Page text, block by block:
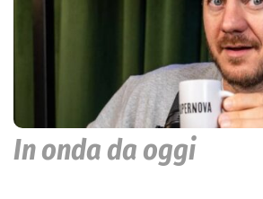
In onda da oggi